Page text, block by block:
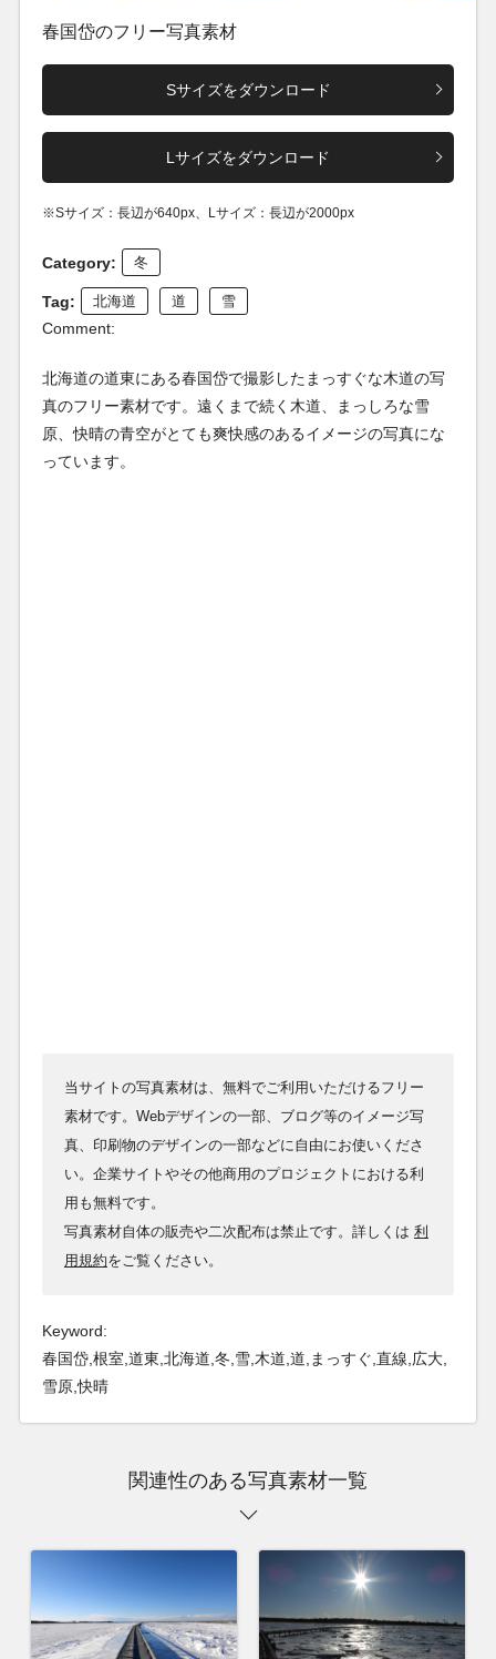
春国岱のフリー写真素材
Sサイズをダウンロード
Lサイズをダウンロード
※Sサイズ：長辺が640px、Lサイズ：長辺が2000px
Category: 冬
Tag: 北海道 道 雪
Comment:
北海道の道東にある春国岱で撮影したまっすぐな木道の写
真のフリー素材です。遠くまで続く木道、まっしろな雪
原、快晴の青空がとても爽快感のあるイメージの写真にな
っています。
当サイトの写真素材は、無料でご利用いただけるフリー
素材です。Webデザインの一部、ブログ等のイメージ写
真、印刷物のデザインの一部などに自由にお使いくださ
い。企業サイトやその他商用のプロジェクトにおける利
用も無料です。
写真素材自体の販売や二次配布は禁止です。詳しくは 利
用規約をご覧ください。
Keyword:
春国岱,根室,道東,北海道,冬,雪,木道,道,まっすぐ,直線,広大,
雪原,快晴
関連性のある写真素材一覧